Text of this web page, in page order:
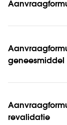
geneesmiddel
revalidatie